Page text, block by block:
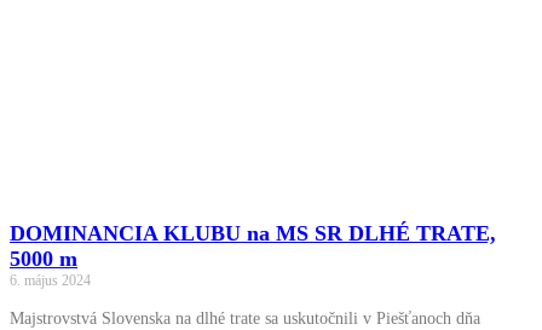
DOMINANCIA KLUBU na MS SR DLHÉ TRATE,
5000 m
6. május 2024
Majstrovstvá Slovenska na dlhé trate sa uskutočnili v Piešťanoch dňa